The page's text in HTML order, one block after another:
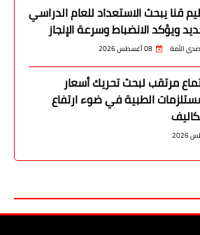
قنا يبحث الاستعداد للعام الدراسي
ويؤكد الانضباط وسرعة الإنجاز
صدى الأمة 08 أغسطس 2026
مرتقب لبحث تحريك أسعار
الطبية في ضوء ارتفاع